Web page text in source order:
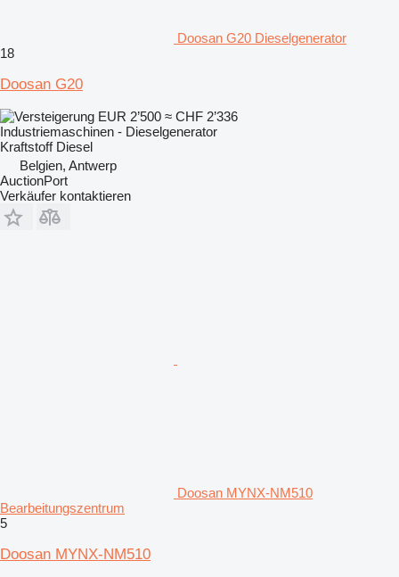
Doosan G20 Dieselgenerator
18
Doosan G20
EUR 2’500 ≈ CHF 2’336
Industriemaschinen - Dieselgenerator
Kraftstoff Diesel
Belgien, Antwerp
AuctionPort
Verkäufer kontaktieren
Doosan MYNX-NM510
Bearbeitungszentrum
5
Doosan MYNX-NM510